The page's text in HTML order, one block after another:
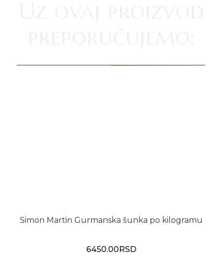
Simon Martin Gurmanska šunka po kilogramu
6450.00 RSD